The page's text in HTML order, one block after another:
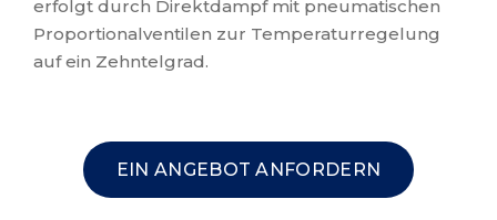
erfolgt durch Direktdampf mit pneumatischen
Proportionalventilen zur Temperaturregelung
auf ein Zehntelgrad.
EIN ANGEBOT ANFORDERN